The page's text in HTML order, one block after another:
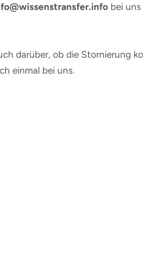
bei
darüber, ob die Stornierung
einmal bei uns.